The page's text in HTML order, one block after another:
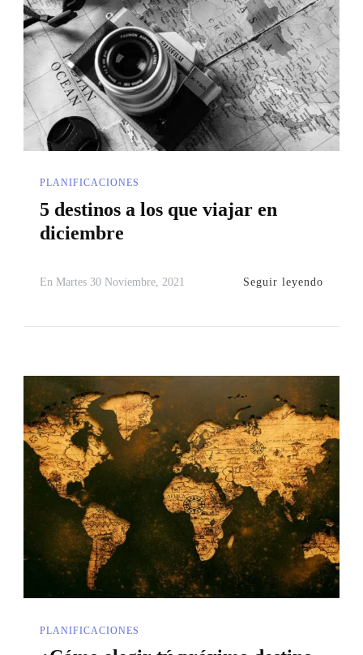
PLANIFICACIONES
5 destinos a los que viajar en
diciembre
En Martes 30 Noviembre, 2021 Seguir leyendo
PLANIFICACIONES